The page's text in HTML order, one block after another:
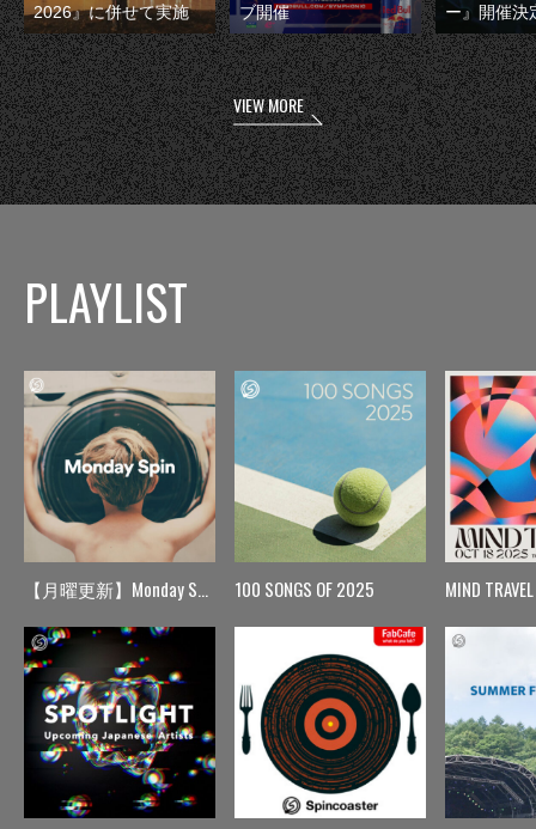
2026』に併せて実施
ブ開催
ー』開催決
VIEW MORE
PLAYLIST
【月曜更新】Monday Spin 100 SONGS OF 2025 MIND TRAVEL